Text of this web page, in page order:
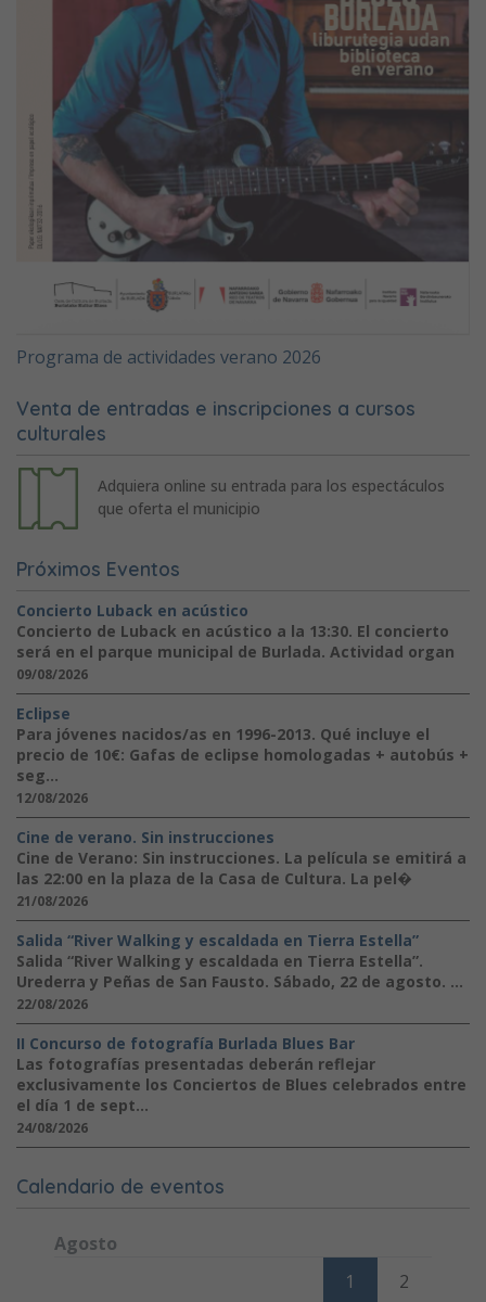
Programa de actividades verano 2026
Venta de entradas e inscripciones a cursos
culturales
Adquiera online su entrada para los espectáculos
que oferta el municipio
Próximos Eventos
Concierto Luback en acústico
Concierto de Luback en acústico a la 13:30. El concierto
será en el parque municipal de Burlada. Actividad organ
09/08/2026
Eclipse
Para jóvenes nacidos/as en 1996-2013. Qué incluye el
precio de 10€: Gafas de eclipse homologadas + autobús +
seg...
12/08/2026
Cine de verano. Sin instrucciones
Cine de Verano: Sin instrucciones. La película se emitirá a
las 22:00 en la plaza de la Casa de Cultura. La pel�
21/08/2026
Salida “River Walking y escaldada en Tierra Estella”
Salida “River Walking y escaldada en Tierra Estella”.
Urederra y Peñas de San Fausto. Sábado, 22 de agosto. ...
22/08/2026
II Concurso de fotografía Burlada Blues Bar
Las fotografías presentadas deberán reflejar
exclusivamente los Conciertos de Blues celebrados entre
el día 1 de sept...
24/08/2026
Calendario de eventos
Agosto
Viernes Sábado
1 2